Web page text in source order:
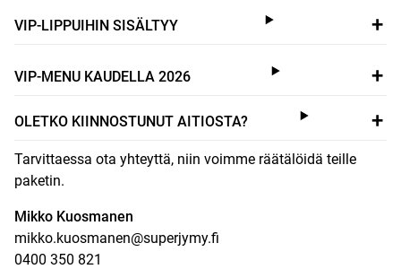
VIP-LIPPUIHIN SISÄLTYY
VIP-MENU KAUDELLA 2026
OLETKO KIINNOSTUNUT AITIOSTA?
Tarvittaessa ota yhteyttä, niin voimme räätälöidä teille
paketin.
Mikko Kuosmanen
mikko.kuosmanen@superjymy.fi
0400 350 821